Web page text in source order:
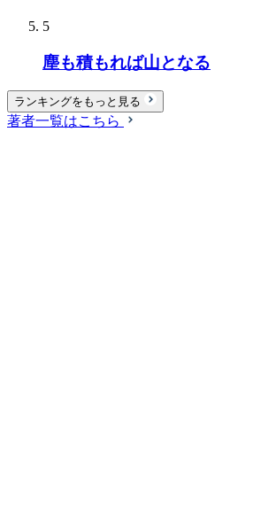
5
塵も積もれば山となる
ランキングをもっと見る
著者一覧はこちら